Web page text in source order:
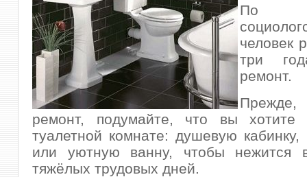
По
человек
три
ремонт.
Прежде,
ремонт, подумайте, что вы хотите
туалетной комнате: душевую кабинку,
или уютную ванну, чтобы нежится
тяжёлых трудовых дней.